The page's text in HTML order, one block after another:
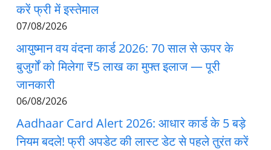
करें फ्री में इस्तेमाल
07/08/2026
आयुष्मान वय वंदना कार्ड 2026: 70 साल से ऊपर के
बुजुर्गों को मिलेगा ₹5 लाख का मुफ्त इलाज — पूरी
जानकारी
06/08/2026
Aadhaar Card Alert 2026: आधार कार्ड के 5 बड़े
नियम बदले! फ्री अपडेट की लास्ट डेट से पहले तुरंत करें